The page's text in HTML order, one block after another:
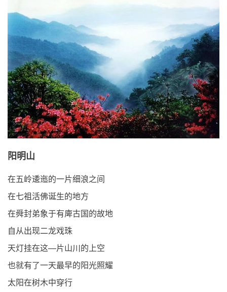
阳明山
在五岭逶迤的一片细浪之间
在七祖活佛诞生的地方
在舜封弟象于有庳古国的故地
自从出现二龙戏珠
天灯挂在这—片山川的上空
也就有了一天最早的阳光照耀
太阳在树木中穿行